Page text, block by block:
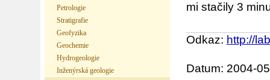
mi stačily 3
Odkaz: http://
Datum: 2004-
Petrologie
Stratigrafie
Geofyzika
Geochemie
Hydrogeologie
Inženýrská geologie